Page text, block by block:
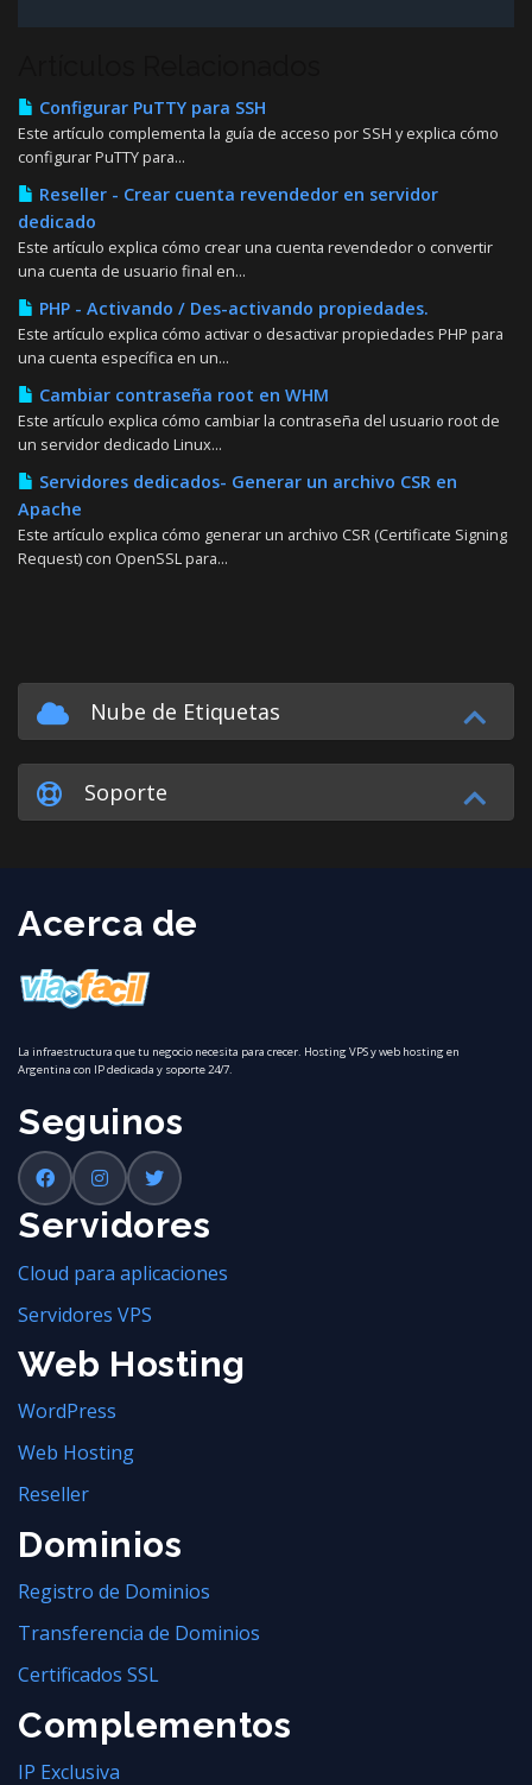
Configurar PuTTY para SSH
Este artículo complementa la guía de acceso por SSH y explica cómo
configurar PuTTY para...
Reseller - Crear cuenta revendedor en servidor
dedicado
Este artículo explica cómo crear una cuenta revendedor o convertir
una cuenta de usuario final en...
PHP - Activando / Des-activando propiedades.
Este artículo explica cómo activar o desactivar propiedades PHP para
una cuenta específica en un...
Cambiar contraseña root en WHM
Este artículo explica cómo cambiar la contraseña del usuario root de
un servidor dedicado Linux...
Servidores dedicados- Generar un archivo CSR en
Apache
Este artículo explica cómo generar un archivo CSR (Certificate Signing
Request) con OpenSSL para...
Nube de Etiquetas
Soporte
Acerca de
La infraestructura que tu negocio necesita para crecer. Hosting VPS y web hosting en
Argentina con IP dedicada y soporte 24/7.
Seguinos
Servidores
Cloud para aplicaciones
Servidores VPS
Web Hosting
WordPress
Web Hosting
Reseller
Dominios
Registro de Dominios
Transferencia de Dominios
Certificados SSL
Complementos
IP Exclusiva